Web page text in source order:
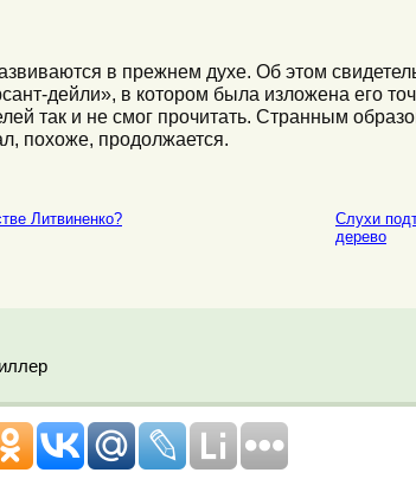
в прежнем духе. Об этом
дейли», в котором была изложена его
так и не смог прочитать. Странным
похоже, продолжается.
Литвиненко?
Слухи
дерево